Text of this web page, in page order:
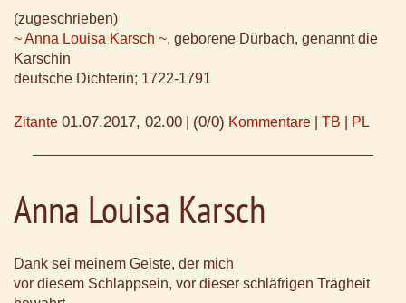
(zugeschrieben)
~ Anna Louisa Karsch ~, geborene Dürbach, genannt die
Karschin
deutsche Dichterin; 1722-1791
Zitante 01.07.2017, 02.00 (0/0) Kommentare TB PL
Anna Louisa Karsch
Dank sei meinem Geiste, der mich
vor diesem Schlappsein, vor dieser schläfrigen Trägheit